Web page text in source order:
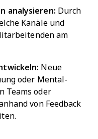
analysieren: Durch
Kanäle und
am
Neue
oder Mental-
Teams oder
von Feedback